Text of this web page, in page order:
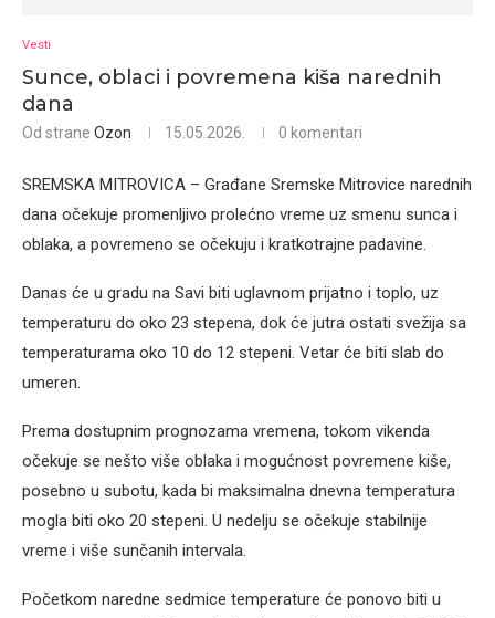
Vesti
Sunce, oblaci i povremena kiša narednih
dana
Od strane Ozon 15.05.2026. 0 komentari
SREMSKA MITROVICA – Građane Sremske Mitrovice narednih
dana očekuje promenljivo prolećno vreme uz smenu sunca i
oblaka, a povremeno se očekuju i kratkotrajne padavine.
Danas će u gradu na Savi biti uglavnom prijatno i toplo, uz
temperaturu do oko 23 stepena, dok će jutra ostati svežija sa
temperaturama oko 10 do 12 stepeni. Vetar će biti slab do
umeren.
Prema dostupnim prognozama vremena, tokom vikenda
očekuje se nešto više oblaka i mogućnost povremene kiše,
posebno u subotu, kada bi maksimalna dnevna temperatura
mogla biti oko 20 stepeni. U nedelju se očekuje stabilnije
vreme i više sunčanih intervala.
Početkom naredne sedmice temperature će ponovo biti u